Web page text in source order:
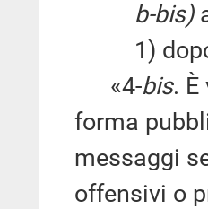
b-bis)
1) dopo il
«4-bis.
forma
messaggi
offensivi o